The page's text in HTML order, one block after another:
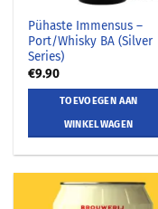
Pühaste Immensus –
Port/Whisky BA (Silver
Series)
€9.90
TOEVOEGEN AAN
WINKELWAGEN